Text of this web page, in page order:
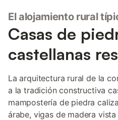
El alojamiento rural
Casas de
castellanas
La arquitectura rural de la
a la tradición constructiva
mampostería de piedra
árabe, vigas de madera